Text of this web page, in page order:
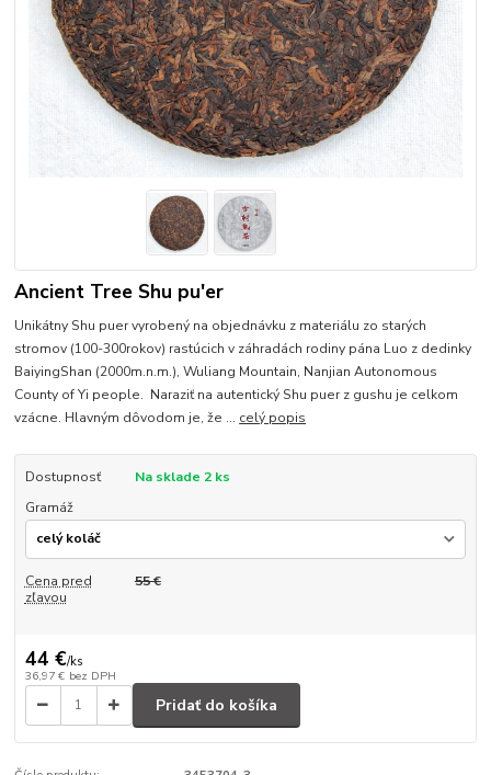
Ancient Tree Shu pu'er
Unikátny Shu puer vyrobený na objednávku z materiálu zo starých
stromov (100-300rokov) rastúcich v záhradách rodiny pána Luo z dedinky
BaiyingShan (2000m.n.m.), Wuliang Mountain, Nanjian Autonomous
County of Yi people. Naraziť na autentický Shu puer z gushu je celkom
vzácne. Hlavným dôvodom je, že ... celý popis
Dostupnosť
Na sklade 2 ks
Gramáž
Cena pred
zľavou
55 €
44 €/ks
36,97 € bez DPH
Pridať do košíka